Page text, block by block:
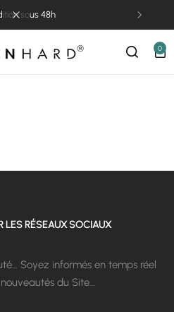
sous 48h
0
LES RÉSEAUX SOCIAUX
Soyez informés en temps réel
du Site…